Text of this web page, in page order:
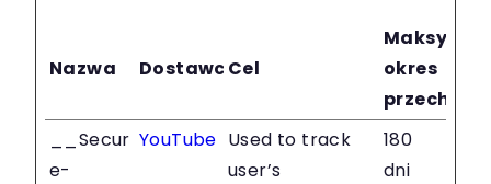
Nazwa DostawcaCel
okres
__Secur
e-
YouTube Used to track
user’s
180
dni